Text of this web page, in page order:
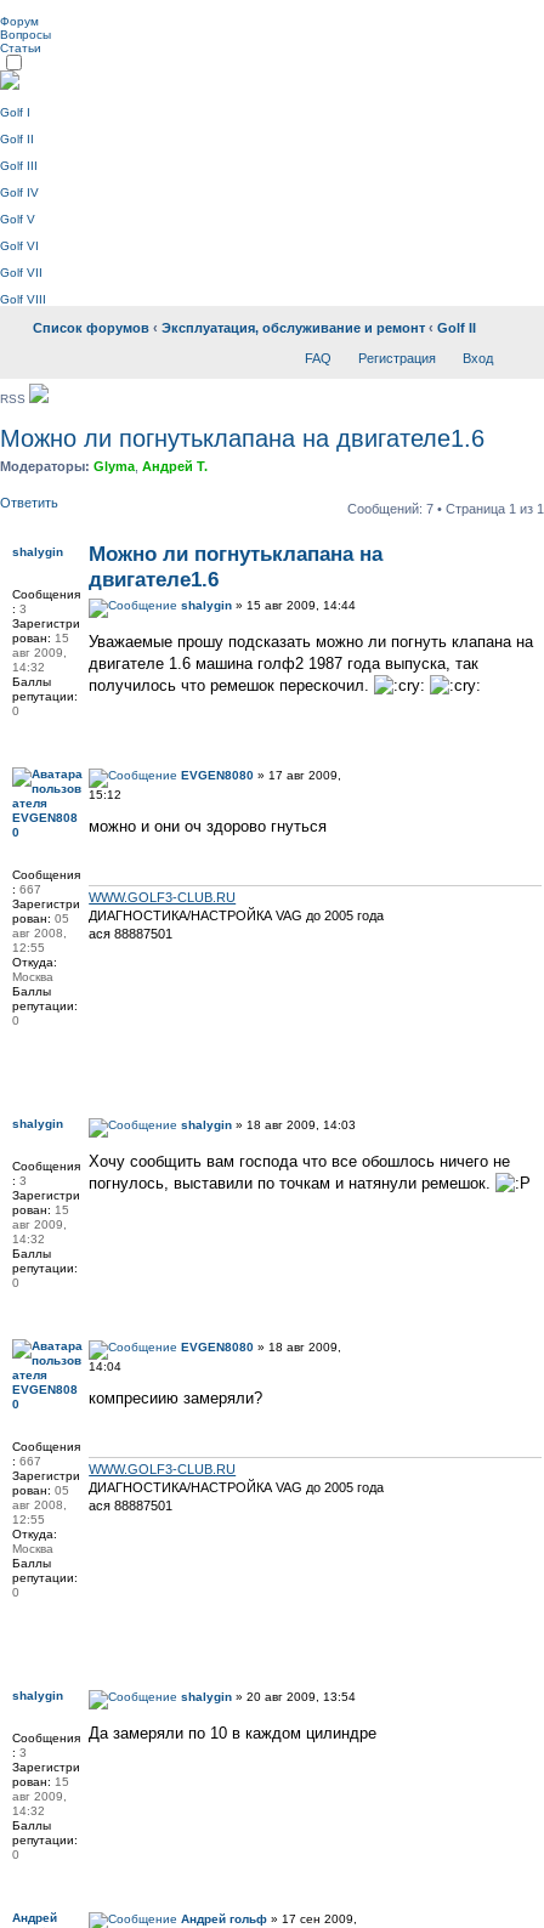
Форум
Вопросы
Статьи
Golf I
Golf II
Golf III
Golf IV
Golf V
Golf VI
Golf VII
Golf VIII
Список форумов ‹ Эксплуатация, обслуживание и ремонт ‹ Golf II
FAQ Регистрация Вход
RSS
Можно ли погнутьклапана на двигателе1.6
Модераторы: Glyma Андрей Т.
Ответить Сообщений: 7 • Страница 1 из 1
Можно ли погнутьклапана на
двигателе1.6
shalygin » 15 авг 2009, 14:44
Уважаемые прошу подсказать можно ли погнуть клапана на
двигателе 1.6 машина голф2 1987 года выпуска, так
получилось что ремешок перескочил.
shalygin
Сообщения
: 3
Зарегистри
рован: 15
авг 2009,
14:32
Баллы
репутации:
0
EVGEN8080 » 17 авг 2009,
15:12
можно и они оч здорово гнуться
WWW.GOLF3-CLUB.RU
ДИАГНОСТИКА/НАСТРОЙКА VAG до 2005 года
ася 88887501
EVGEN808
0
Сообщения
: 667
Зарегистри
рован: 05
авг 2008,
12:55
Откуда:
Москва
Баллы
репутации:
0
shalygin » 18 авг 2009, 14:03
Хочу сообщить вам господа что все обошлось ничего не
погнулось, выставили по точкам и натянули ремешок.
shalygin
Сообщения
: 3
Зарегистри
рован: 15
авг 2009,
14:32
Баллы
репутации:
0
EVGEN8080 » 18 авг 2009,
14:04
компресиию замеряли?
WWW.GOLF3-CLUB.RU
ДИАГНОСТИКА/НАСТРОЙКА VAG до 2005 года
ася 88887501
EVGEN808
0
Сообщения
: 667
Зарегистри
рован: 05
авг 2008,
12:55
Откуда:
Москва
Баллы
репутации:
0
shalygin » 20 авг 2009, 13:54
Да замеряли по 10 в каждом цилиндре
shalygin
Сообщения
: 3
Зарегистри
рован: 15
авг 2009,
14:32
Баллы
репутации:
0
Андрей гольф » 17 сен 2009,
Андрей